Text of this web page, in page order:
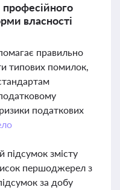
власності
правильно
типових помилок,
податкових
змісту
першоджерел з
за добу